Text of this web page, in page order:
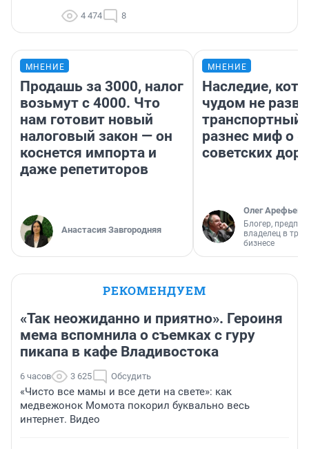
4 474 8
МНЕНИЕ
Продашь за 3000, налог
возьмут с 4000. Что
нам готовит новый
налоговый закон — он
коснется импорта и
даже репетиторов
Анастасия Завгородняя
МНЕНИЕ
Наследие,
чудом не
транспортный
разнес миф о
советских
Олег Арефьев
Блогер,
владелец в
бизнесе
РЕКОМЕНДУЕМ
«Так неожиданно и приятно». Героиня
мема вспомнила о съемках с гуру
пикапа в кафе Владивостока
6 часов 3 625 Обсудить
«Чисто все мамы и все дети на свете»: как
медвежонок Момота покорил буквально весь
интернет. Видео